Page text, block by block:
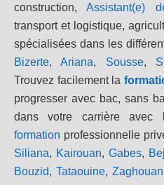
construction,Assistant(e)
transport et logistique,
spécialisées dans les
Bizerte,Ariana, Sousse,
Trouvez facilement la
progresser avec bac, sans
dans votre carrière avec
formation professionnelle
Siliana, Kairouan, Gabes,
Bouzid,Tataouine,Zaghouan